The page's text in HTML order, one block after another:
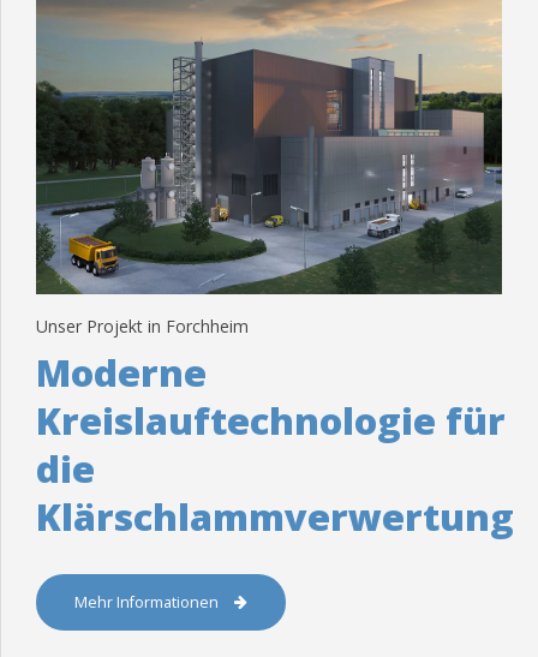
Unser Projekt in Forchheim
Moderne
Kreislauftechnologie für
die
Klärschlammverwertung
Mehr Informationen